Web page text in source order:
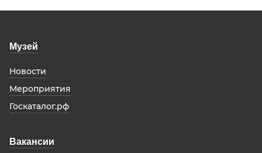
Музей
Новости
Мероприятия
Госкаталог.рф
Вакансии